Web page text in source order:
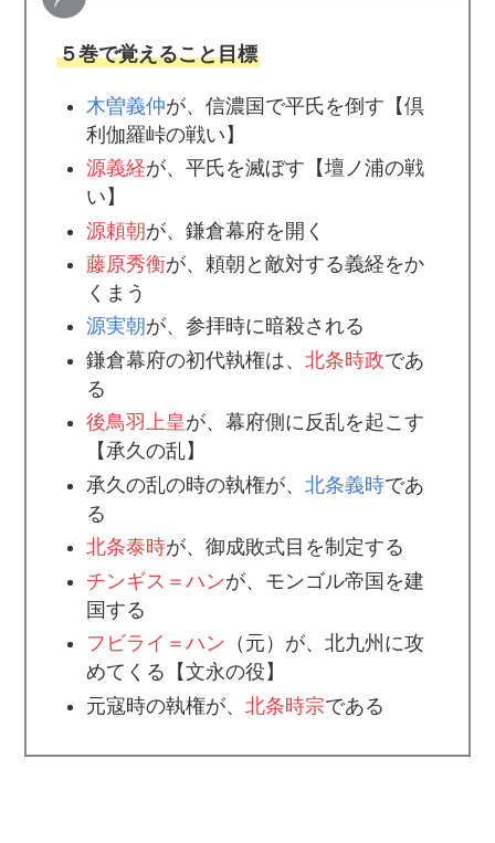
５巻で覚えること目標
木曽義仲が、信濃国で平氏を倒す【倶
利伽羅峠の戦い】
源義経が、平氏を滅ぼす【壇ノ浦の戦
い】
源頼朝が、鎌倉幕府を開く
藤原秀衡が、頼朝と敵対する義経をか
くまう
源実朝が、参拝時に暗殺される
鎌倉幕府の初代執権は、北条時政であ
る
後鳥羽上皇が、幕府側に反乱を起こす
【承久の乱】
承久の乱の時の執権が、北条義時であ
る
北条泰時が、御成敗式目を制定する
チンギス＝ハンが、モンゴル帝国を建
国する
フビライ＝ハン （元）が、北九州に攻
めてくる【文永の役】
元寇時の執権が、北条時宗である